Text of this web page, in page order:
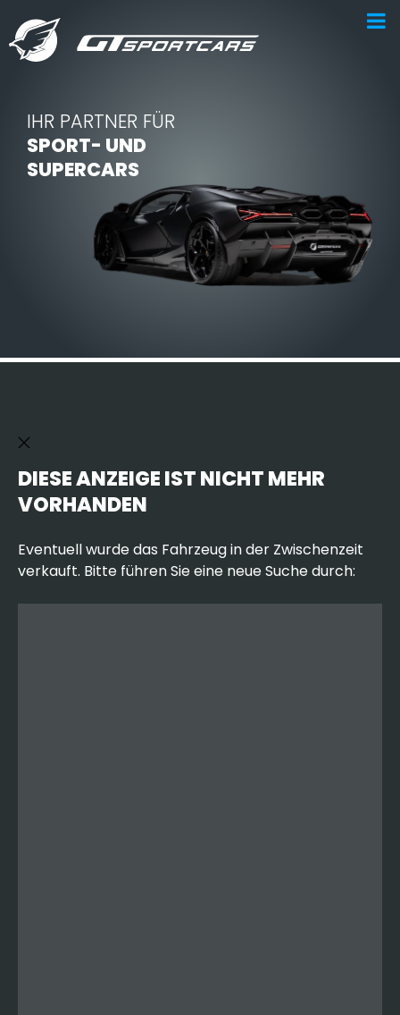
IHR PARTNER FÜR
SPORT- UND
SUPERCARS
DIESE ANZEIGE IST NICHT MEHR
VORHANDEN
Eventuell wurde das Fahrzeug in der Zwischenzeit
verkauft. Bitte führen Sie eine neue Suche durch: